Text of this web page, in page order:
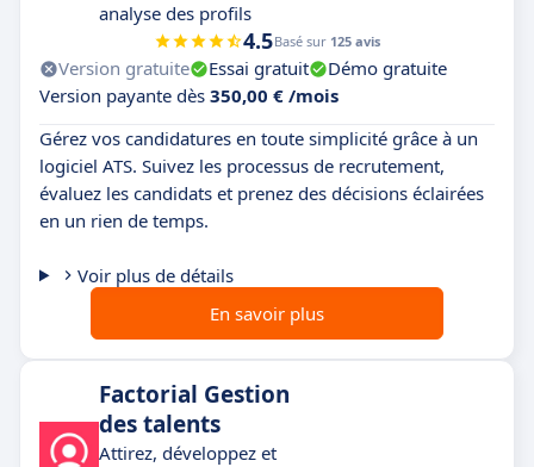
analyse des profils
4.5Basé sur 125 avis
Version gratuite Essai gratuit
Démo gratuite
Version payante dès 350,00 € /mois
Gérez vos candidatures en toute simplicité grâce à un
logiciel ATS. Suivez les processus de recrutement,
évaluez les candidats et prenez des décisions éclairées
en un rien de temps.
Voir plus de détails
En savoir plus
Factorial Gestion
des talents
Attirez, développez et